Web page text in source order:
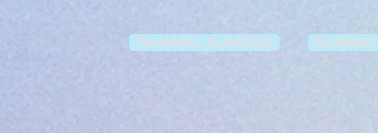
PALMARES JEUNESSES